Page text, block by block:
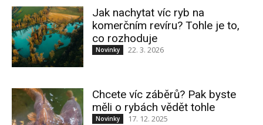
Jak nachytat víc ryb na
komerčním revíru? Tohle je to,
co rozhoduje
Novinky 22. 3. 2026
Chcete víc záběrů? Pak byste
měli o rybách vědět tohle
Novinky 17. 12. 2025